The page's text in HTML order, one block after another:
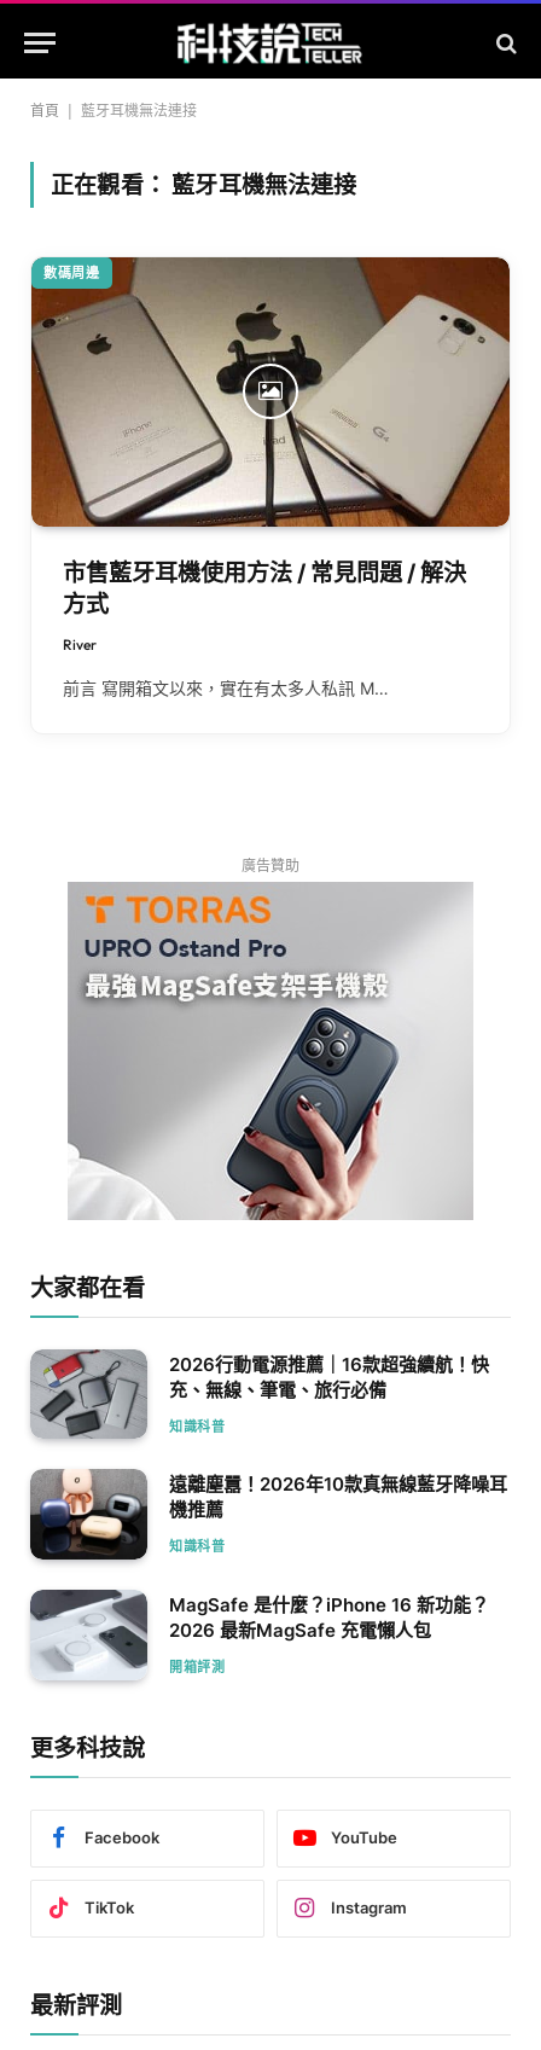
首頁 藍牙耳機無法連接
正在觀看：藍牙耳機無法連接
數碼周邊
市售藍牙耳機使用方法 / 常見問題 / 解決
方式
River
前言 寫開箱文以來，實在有太多人私訊 M…
廣告贊助
大家都在看
2026行動電源推薦｜16款超強續航！快
充、無線、筆電、旅行必備
知識科普
遠離塵囂！2026年10款真無線藍牙降噪耳
機推薦
知識科普
MagSafe 是什麼？iPhone 16 新功能？
2026 最新MagSafe 充電懶人包
開箱評測
更多科技說
Facebook YouTube
TikTok Instagram
最新評測